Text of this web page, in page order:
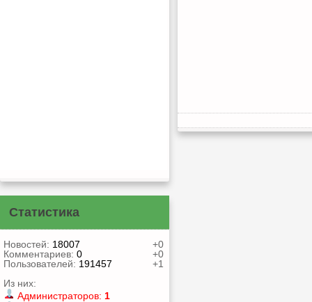
Статистика
+0
Новостей: 18007
+0
Комментариев: 0
+1
Пользователей: 191457
Из них:
Администраторов: 1